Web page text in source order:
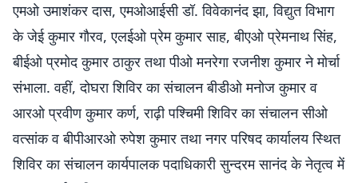
एमओ उमाशंकर दास, एमओआईसी डॉ. विवेकानंद झा, विद्युत विभाग
के जेई कुमार गौरव, एलईओ प्रेम कुमार साह, बीएओ प्रेमनाथ सिंह,
बीईओ प्रमोद कुमार ठाकुर तथा पीओ मनरेगा रजनीश कुमार ने मोर्चा
संभाला. वहीं, दोघरा शिविर का संचालन बीडीओ मनोज कुमार व
आरओ प्रवीण कुमार कर्ण, राढ़ी पश्चिमी शिविर का संचालन सीओ
वत्सांक व बीपीआरओ रुपेश कुमार तथा नगर परिषद कार्यालय स्थित
शिविर का संचालन कार्यपालक पदाधिकारी सुन्दरम सानंद के नेतृत्व में